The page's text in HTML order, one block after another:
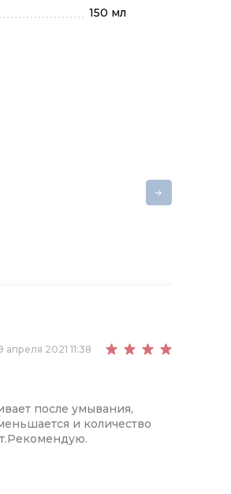
150 мл
апреля 2021 11:38
после умывания,
и количество